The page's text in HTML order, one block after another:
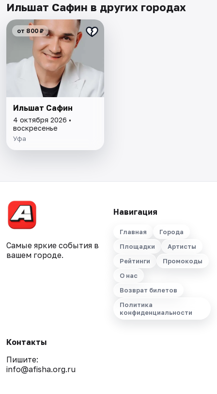
Ильшат Сафин в других городах
от 800 ₽
Ильшат Сафин
4 октября 2026 •
воскресенье
Уфа
Самые яркие события в
вашем городе.
Навигация
Главная
Города
Площадки
Артисты
Рейтинги
Промокоды
О нас
Возврат билетов
Политика
конфиденциальности
Контакты
Пишите:
info@afisha.org.ru